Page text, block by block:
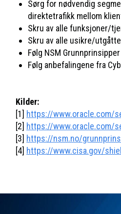
Sørg for nødvendig
direktetrafikk mellom
Skru av alle funksjoner/
Skru av alle usikre/utgåtte
Følg NSM
Følg anbefalingene fra
Kilder:
[1] https://www.oracle.com/
[2] https://www.oracle.com/
[3] https://nsm.no/
[4] https://www.cisa.gov/